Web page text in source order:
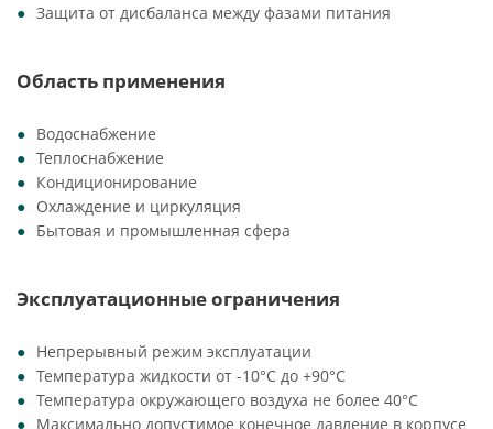
Защита от дисбаланса между фазами питания
Область применения
Водоснабжение
Теплоснабжение
Кондиционирование
Охлаждение и циркуляция
Бытовая и промышленная сфера
Эксплуатационные ограничения
Непрерывный режим эксплуатации
Температура жидкости от -10°C до +90°C
Температура окружающего воздуха не более 40°C
Максимально допустимое конечное давление в корпусе